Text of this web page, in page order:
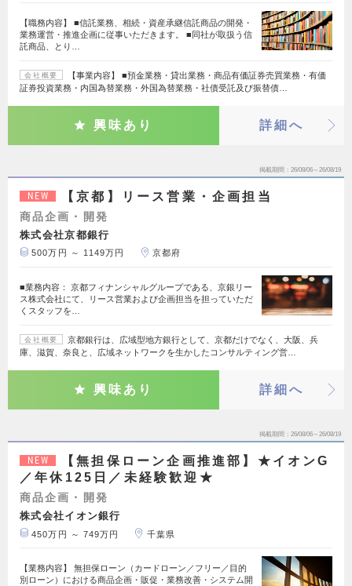
【職務内容】 ■信託業務、相続・資産承継信託商品の開発・
業務運営・推進企画に従事いただきます。 ■同社が取扱う信
託商品、とり…
会社概要
【事業内容】 ■預金業務・貸出業務・商品有価証券売買業務・有価
証券投資業務・内国為替業務・外国為替業務・社債受託及び振替債…
興味あり 詳細へ
掲載期間 26/08/06～26/08/19
NEW 【京都】リース営業・企画担当
商品企画・開発
株式会社京都銀行
500万円 ～ 1149万円 京都府
■業務内容： 京都フィナンシャルグループである、京銀リー
ス株式会社にて、リース営業および企画担当を担っていただ
くスタッフを…
会社概要
京都銀行は、広域型地方銀行として、京都だけでなく、大阪、兵
庫、滋賀、奈良と、広域ネットワークを生かしたコンサルティング営…
興味あり 詳細へ
掲載期間 26/08/06～26/08/19
NEW
【無担保ローン企画推進部】★イオンG
／年休125日／未経験歓迎★
商品企画・開発
株式会社イオン銀行
450万円 ～ 749万円 千葉県
【業務内容】 無担保ローン（カードローン／フリー／目的
別ローン）における商品企画・販促・業務改善・システム開